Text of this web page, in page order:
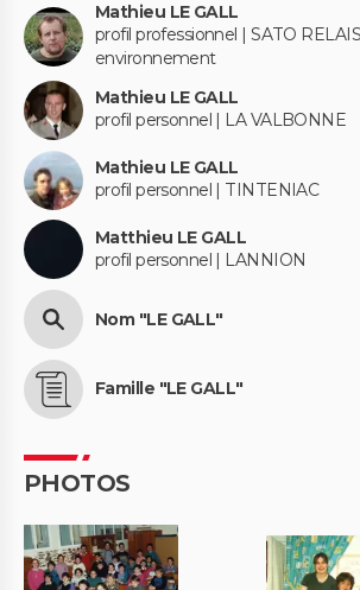
Mathieu LE GALL
profil professionnel | SATO
environnement
Mathieu LE GALL
profil personnel | LA VALBONNE
Mathieu LE GALL
profil personnel | TINTENIAC
Matthieu LE GALL
profil personnel | LANNION
Nom "LE GALL"
Famille "LE GALL"
PHOTOS